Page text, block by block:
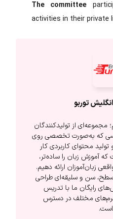
The committee
activities in their private
توربو
از تولیدکنندگان
که به‌صورت تخصصی روی
محتوای کاربردی کار
آموزش زبان را ساده‌تر،
زبان‌آموزان ارائه دهیم.
سن و سلیقه‌ای طراحی
رایگان ما با تدریس
مختلف در دسترس